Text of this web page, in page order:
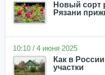
Новый сорт
Рязани
10:10 / 4 июня 2025
Как в
участки